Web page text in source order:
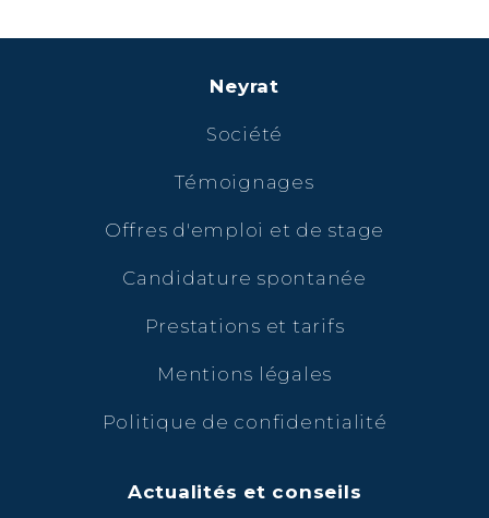
Neyrat
Société
Témoignages
Offres d'emploi et de stage
Candidature spontanée
Prestations et tarifs
Mentions légales
Politique de confidentialité
Actualités et conseils